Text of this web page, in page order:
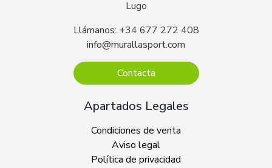
Lugo
Llámanos: +34 677 272 408
info@murallasport.com
Contacta
Apartados Legales
Condiciones de venta
Aviso legal
Política de privacidad